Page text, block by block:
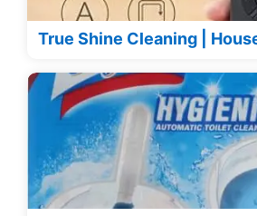
True Shine Cleaning |